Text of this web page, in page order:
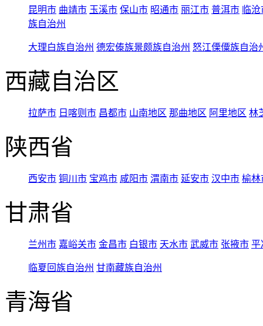
昆明市 曲靖市 玉溪市 保山市 昭通市 丽江市 普洱市 临
族自治州
大理白族自治州 德宏傣族景颇族自治州 怒江傈僳族自治
西藏自治区
拉萨市 日喀则市 昌都市 山南地区 那曲地区 阿里地区 林
陕西省
西安市 铜川市 宝鸡市 咸阳市 渭南市 延安市 汉中市 榆林
甘肃省
兰州市 嘉峪关市 金昌市 白银市 天水市 武威市 张掖市 平
临夏回族自治州 甘南藏族自治州
青海省